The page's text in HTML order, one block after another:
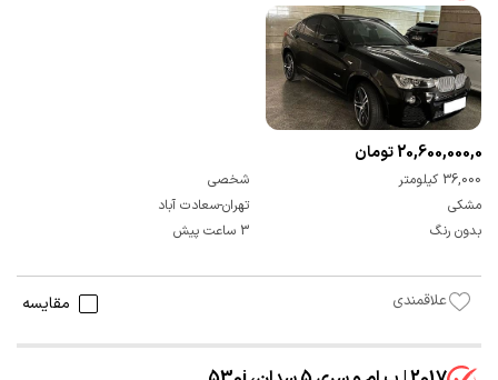
20,600,000,000 تومان
36,000 کیلومتر
شخصی
مشکی
تهران-سعادت آباد
بدون رنگ
3 ساعت پیش
علاقمندی مقایسه